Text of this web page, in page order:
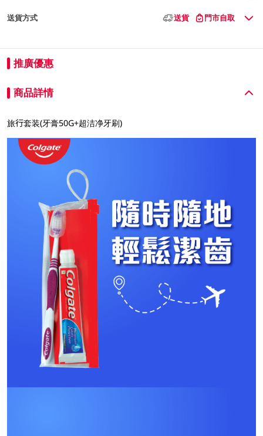
送貨方式 送貨 門市自取
推廣優惠
商品詳情
旅行套装(牙膏50G+超洁净牙刷)